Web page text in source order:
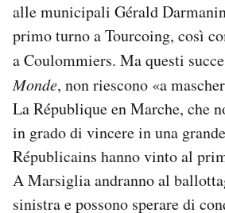
alle municipali Gérald
primo turno a Tourcoing, così
a Coulommiers. Ma questi
Monde, non riescono «a
La République en Marche, che
in grado di vincere in una
Républicains hanno vinto al
A Marsiglia andranno al
sinistra e possono sperare di